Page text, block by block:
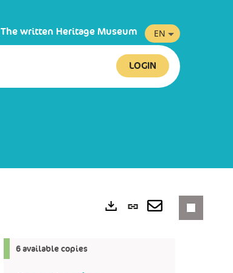
The written Heritage Museum
LOGIN
EN
Permanent
6 available copies